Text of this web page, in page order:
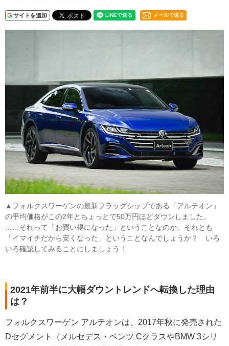
サイトを追加 メールで送る
▲フォルクスワーゲンの最新フラッグシップである「アルテオン」
の平均価格がこの2年とちょっとで50万円ほどダウンしました。
……それって「お買い得になった」ということなのか、それとも
「イマイチだから安くなった」ということなんでしょうか？ いろ
いろ確認してみることにしましょう！
2021年前半に大幅ダウントレンドへ転換した理由
は？
フォルクスワーゲン アルテオンは、2017年秋に発売された
Dセグメント（メルセデス・ベンツ CクラスやBMW 3シリ